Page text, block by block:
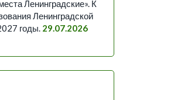
Ленинградские». К
Ленинградской
годы. 29.07.2026